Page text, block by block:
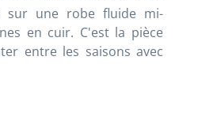
une robe fluide mi-
en cuir. C'est la pièce
entre les saisons avec